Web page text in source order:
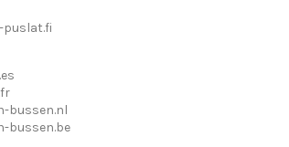
bussen.nl
bussen.be